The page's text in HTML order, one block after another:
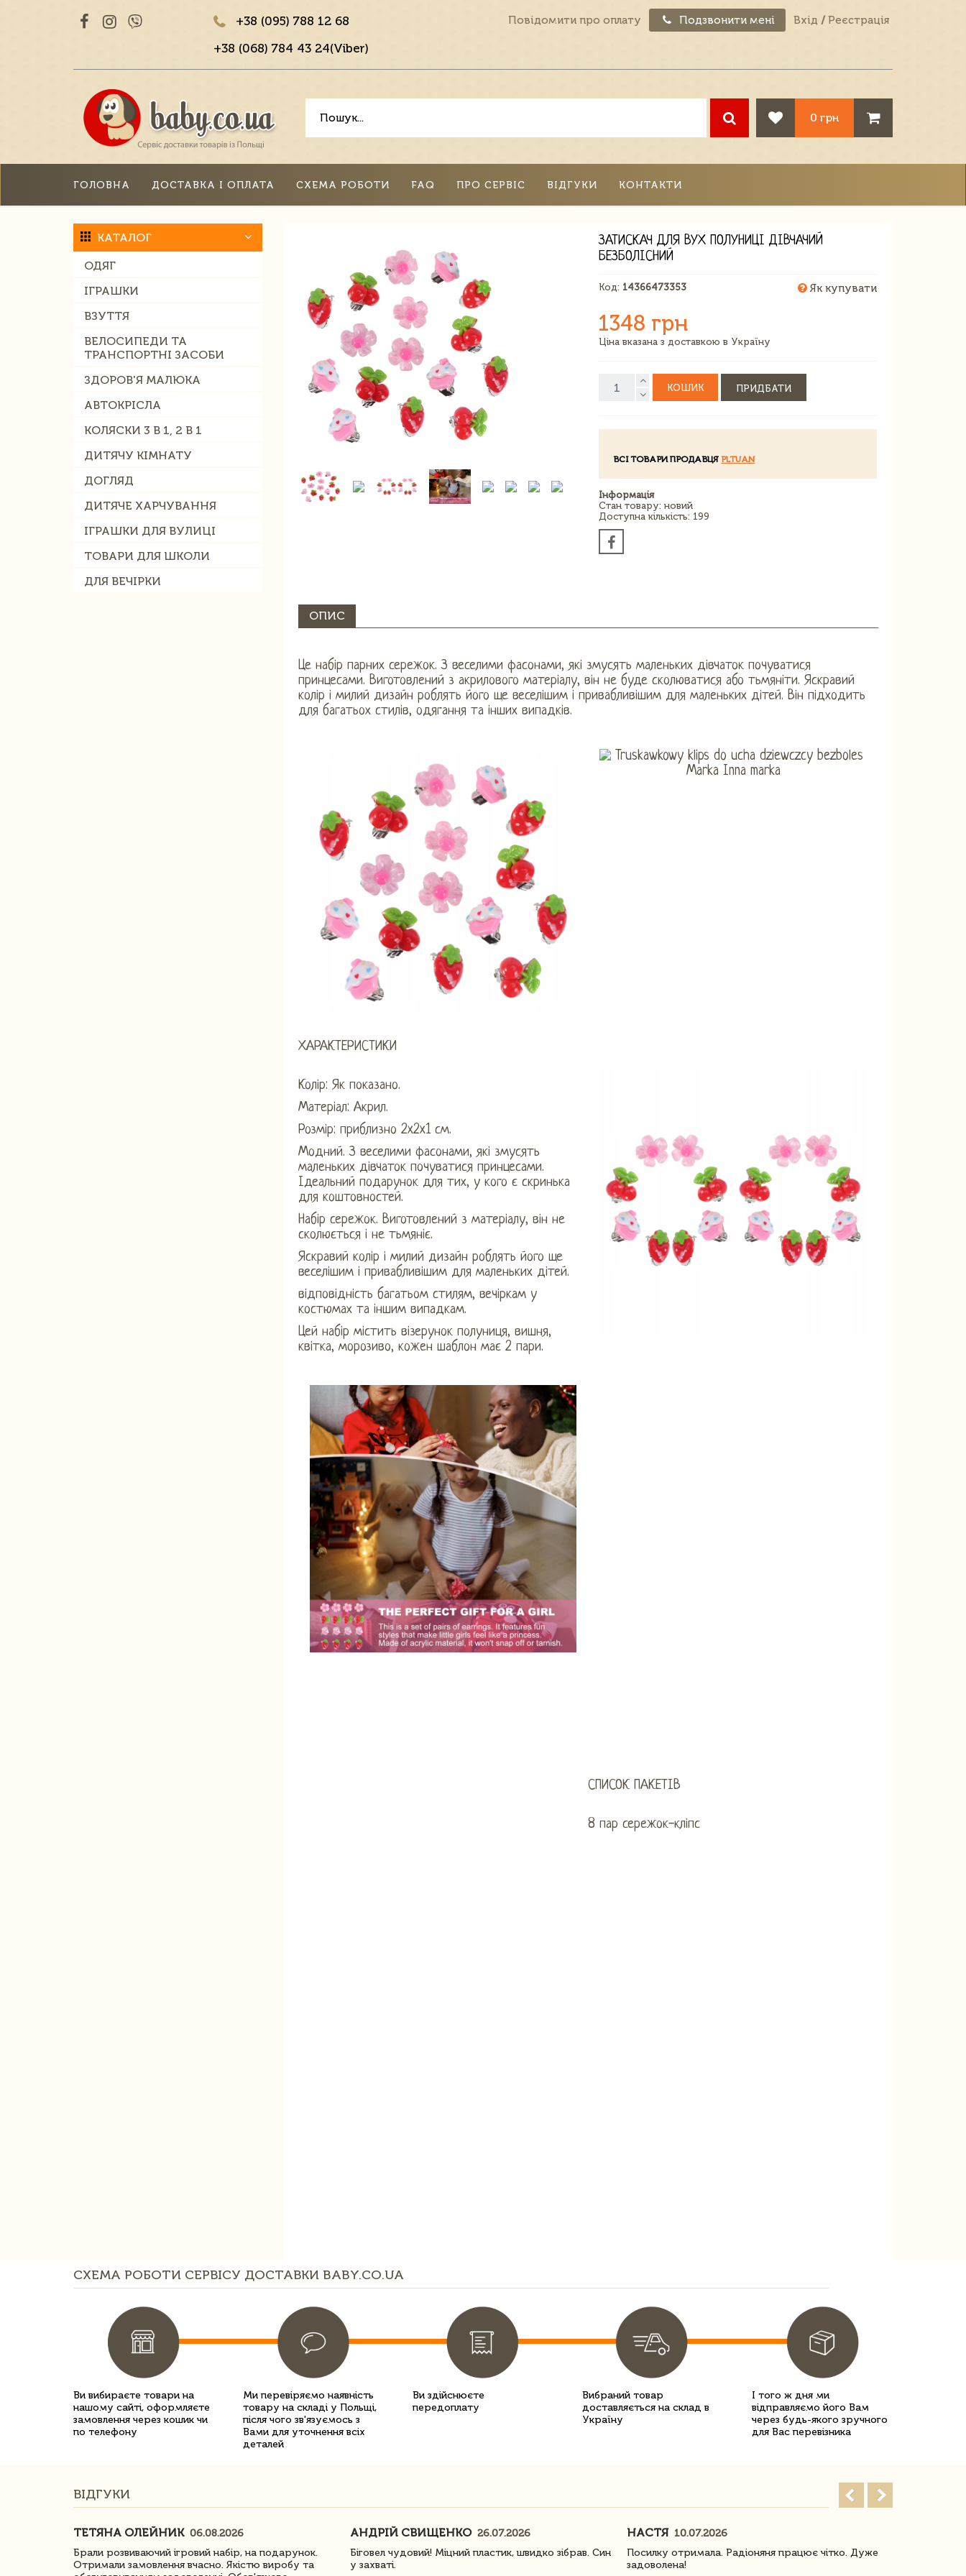
+38 (095) 788 12 68
+38 (068) 784 43 24(Viber)
Повідомити про оплату Подзвонити мені Вхід / Реєстрація
0 грн
ГОЛОВНА ДОСТАВКА І ОПЛАТА СХЕМА РОБОТИ FAQ ПРО СЕРВІС ВІДГУКИ КОНТАКТИ
КАТАЛОГ
ОДЯГ
ІГРАШКИ
ВЗУТТЯ
ВЕЛОСИПЕДИ ТА
ТРАНСПОРТНІ ЗАСОБИ
ЗДОРОВ'Я МАЛЮКА
АВТОКРІСЛА
КОЛЯСКИ 3 В 1, 2 В 1
ДИТЯЧУ КІМНАТУ
ДОГЛЯД
ДИТЯЧЕ ХАРЧУВАННЯ
ІГРАШКИ ДЛЯ ВУЛИЦІ
ТОВАРИ ДЛЯ ШКОЛИ
ДЛЯ ВЕЧІРКИ
ЗАТИСКАЧ ДЛЯ ВУХ ПОЛУНИЦІ ДІВЧАЧИЙ
БЕЗБОЛІСНИЙ
Код: 14366473353 Як купувати
1348 грн
Ціна вказана з доставкою в Україну
КОШИК ПРИДБАТИ
ВСІ ТОВАРИ ПРОДАВЦЯPLTUAN
Інформація
Стан товару: новий
Доступна кількість: 199
ОПИС
Це набір парних сережок. З веселими фасонами, які змусять маленьких дівчаток почуватися
принцесами. Виготовлений з акрилового матеріалу, він не буде сколюватися або тьмяніти. Яскравий
колір і милий дизайн роблять його ще веселішим і привабливішим для маленьких дітей. Він підходить
для багатьох стилів, одягання та інших випадків.
ХАРАКТЕРИСТИКИ
Колір: Як показано.
Матеріал: Акрил.
Розмір: приблизно 2x2x1 см.
Модний. З веселими фасонами, які змусять
маленьких дівчаток почуватися принцесами.
Ідеальний подарунок для тих, у кого є скринька
для коштовностей.
Набір сережок. Виготовлений з матеріалу, він не
сколюється і не тьмяніє.
Яскравий колір і милий дизайн роблять його ще
веселішим і привабливішим для маленьких дітей.
відповідність багатьом стилям, вечіркам у
костюмах та іншим випадкам.
Цей набір містить візерунок полуниця, вишня,
квітка, морозиво, кожен шаблон має 2 пари.
СПИСОК ПАКЕТІВ
8 пар сережок-кліпс
СХЕМА РОБОТИ СЕРВІСУ ДОСТАВКИ BABY.CO.UA
Ви вибираєте товари на
нашому сайті, оформляєте
замовлення через кошик чи
по телефону
Ми перевіряємо наявність
товару на складі у Польщі,
після чого зв'язуємось з
Вами для уточнення всіх
деталей
Ви здійснюєте
передоплату
Вибраний товар
доставляється на склад в
Україну
І того ж дня ми
відправляємо його Вам
через будь-якого зручного
для Вас перевізника
ВІДГУКИ
ТЕТЯНА ОЛЕЙНИК 06.08.2026
Брали розвиваючий ігровий набір, на подарунок.
Отримали замовлення вчасно. Якістю виробу та
АНДРІЙ СВИЩЕНКО 26.07.2026
Біговел чудовий! Міцний пластик, швидко зібрав. Син
у захваті.
НАСТЯ 10.07.2026
Посилку отримала. Радіоняня працює чітко. Дуже
задоволена!